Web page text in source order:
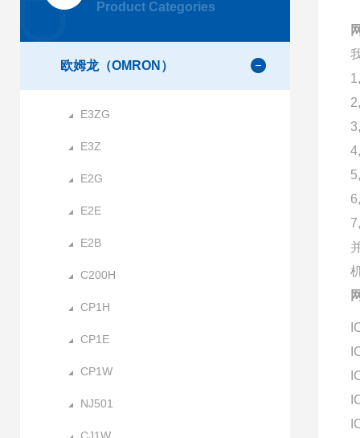
Product Categories
欧姆龙（OMRON）
E3ZG
E3Z
E2G
E2E
E2B
C200H
CP1H
CP1E
CP1W
NJ501